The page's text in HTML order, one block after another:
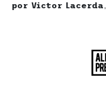
por Victor Lacerda,